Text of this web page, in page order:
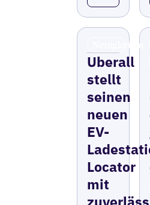
Neuigkeiten
Uberall
stellt
seinen
neuen
EV-
Locator
mit